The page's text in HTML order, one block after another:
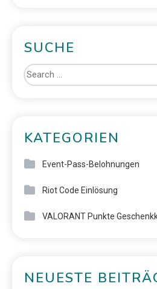
SUCHE
KATEGORIEN
Event-Pass-Belohnungen
Riot Code Einlösung
VALORANT Punkte
NEUESTE